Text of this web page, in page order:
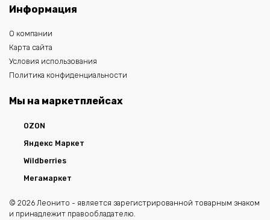
Информация
О компании
Карта сайта
Условия использования
Политика конфиденциальности
Мы на маркетплейсах
OZON
Яндекс Маркет
Wildberries
Мегамаркет
© 2026 Леонито - является зарегистрированной товарным знаком
и принадлежит правообладателю.